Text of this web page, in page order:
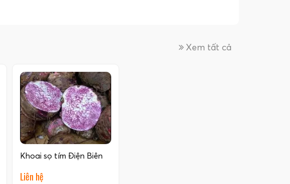
Xem tất cả
Khoai sọ tím Điện Biên
Liên hệ